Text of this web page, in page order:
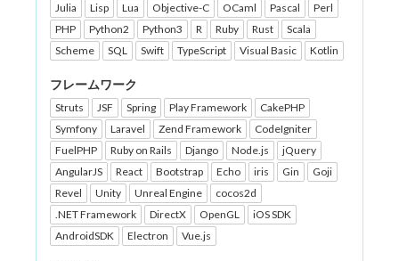
Julia
Lisp Lua Objective-C OCaml Pascal
Perl
PHP
Python2 Python3 R Ruby Rust
Scala
Scheme
SQL Swift TypeScript Visual Basic Kotlin
フレームワーク
Struts JSF Spring Play Framework
CakePHP
Symfony
Laravel Zend Framework
CodeIgniter
FuelPHP
Ruby on Rails Django Node.js
jQuery
AngularJS
React Bootstrap Echo iris Gin
Goji
Revel
Unity Unreal Engine
cocos2d
.NET Framework
DirectX OpenGL
iOS SDK
AndroidSDK
Electron Vue.js